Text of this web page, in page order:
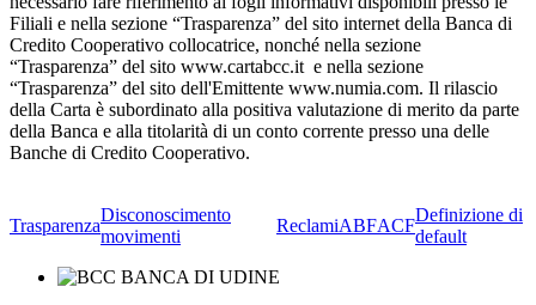
Filiali e nella sezione “Trasparenza” del sito internet della Banca di
Credito Cooperativo collocatrice, nonché nella sezione
“Trasparenza” del sito www.cartabcc.it e nella sezione
“Trasparenza” del sito dell'Emittente www.numia.com. Il rilascio
della Carta è subordinato alla positiva valutazione di merito da parte
della Banca e alla titolarità di un conto corrente presso una delle
Banche di Credito Cooperativo.
Trasparenza
Disconoscimento
movimenti
ReclamiABFACF
Definizione di
default